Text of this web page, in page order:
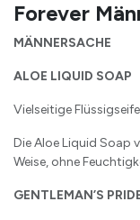
Forever
MÄNNERSACHE
ALOE LIQUID SOAP
Vielseitige
Die Aloe Liquid Soap
Weise, ohne
GENTLEMAN’S